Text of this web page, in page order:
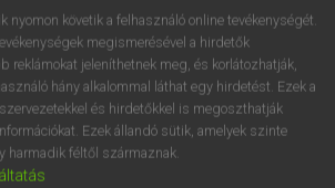
nyomon követik a felhasználó online tevékenységét.
megismerésével a hirdetők
reklámokat jeleníthetnek meg, és korlátozhatják,
hány alkalommal láthat egy hirdetést. Ezek a
és hirdetőkkel is megoszthatják
Ezek állandó sütik, amelyek szinte
harmadik féltől származnak.